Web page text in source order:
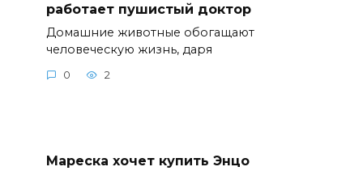
работает пушистый доктор
Домашние животные обогащают
человеческую жизнь, даря
0 2
Мареска хочет купить Энцо